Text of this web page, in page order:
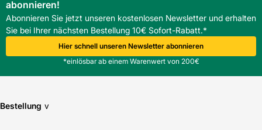
abonnieren!
Abonnieren Sie jetzt unseren kostenlosen Newsletter und erhalten
Sie bei Ihrer nächsten Bestellung 10€ Sofort-Rabatt.*
Hier schnell unseren Newsletter abonnieren
*einlösbar ab einem Warenwert von 200€
Bestellung v